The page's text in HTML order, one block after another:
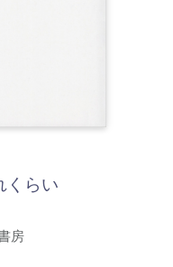
くらい
房